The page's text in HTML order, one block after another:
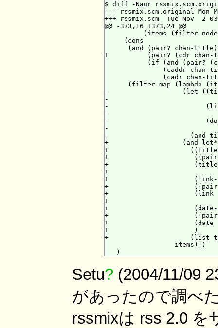
$ diff -Naur
--- rssmix.scm.original Mon
+++ rssmix.scm  Tue Nov  2
@@ -373,16 +373,24 @@
(items (filter-
     (cons
      (and (pair? chan-title)
+          (pair? (cdr
(if (and (pair?
(caddr chan-
(cadr chan-
(filter-map (lambda
-                   (let ((title
-
-                         (link
-
-                         (date
-
-                     (and
+                   (and-let*
+                     ((title-
+                      ((pair?
+                      (title
+
+                      (link-
+                      ((pair?
+                      (link
+
+                      (date-
+                      ((pair?
+                      (date
+                      )
+                     (list
                  items)))
Setu? (2004/11/09
があったので調べ
rssmixは rss 2.0 を